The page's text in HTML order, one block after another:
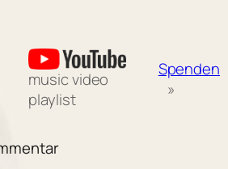
music video
playlist
Spenden
»